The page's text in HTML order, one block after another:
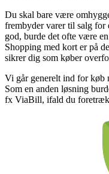
Du skal bare være
frembyder varer til salg for
god, burde det ofte være
Shopping med kort er på
sikrer dig som køber
Vi går generelt ind for køb
Som en anden løsning
fx ViaBill, ifald du